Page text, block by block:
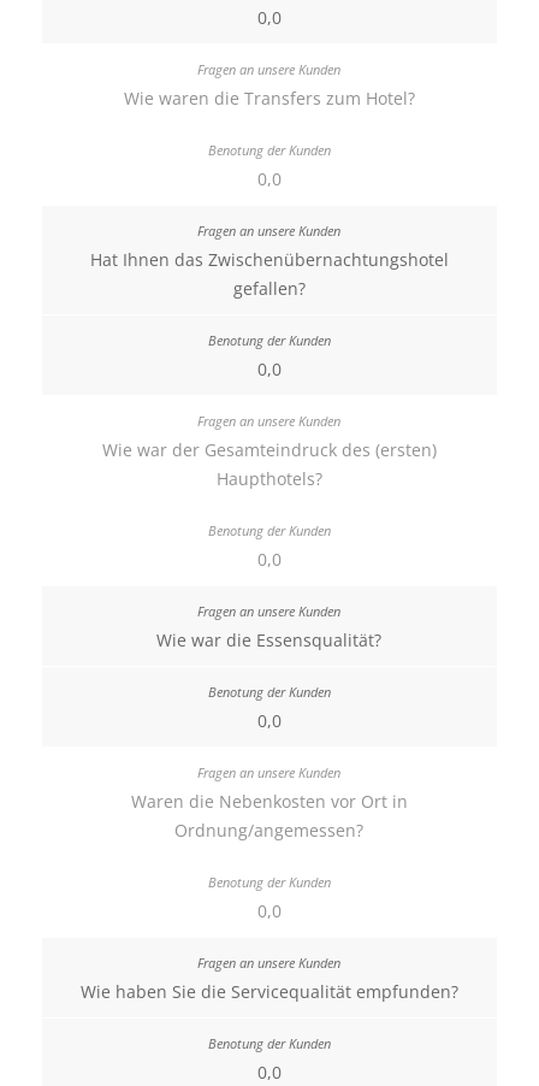
0,0
Wie waren die Transfers zum Hotel?
0,0
Hat Ihnen das Zwischenübernachtungshotel
gefallen?
0,0
Wie war der Gesamteindruck des (ersten)
Haupthotels?
0,0
Wie war die Essensqualität?
0,0
Waren die Nebenkosten vor Ort in
Ordnung/angemessen?
0,0
Wie haben Sie die Servicequalität empfunden?
0,0